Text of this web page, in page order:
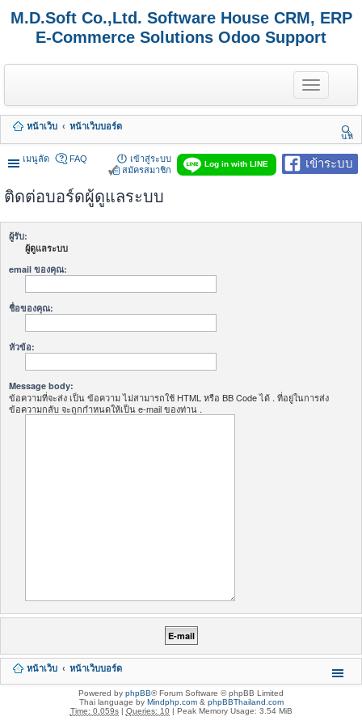
M.D.Soft Co.,Ltd. Software House CRM, ERP
E-Commerce Solutions Odoo Support
T
o
g
e
n
a
หน้าเว็บ
หน้าเว็บบอร์ด
นห
า
เมนูลัด
เข้าระบบ
Log in with LINE
FAQ
เข้าสู่ระบบ
สมัครสมาชิก
ติดต่อบอร์ดผู้ดูแลระบบ
ผู้รับ:
ผู้ดูแลระบบ
email ของคุณ:
ชื่อของคุณ:
หัวข้อ:
Message body:
ข้อความที่จะส่ง เป็น ข้อความ ไม่สามารถใช้ HTML หรือ BB Code ได้ . ที่อยู่ในการส่ง
ข้อความกลับ จะถูกกำหนดให้เป็น e-mail ของท่าน .
หน้าเว็บ หน้าเว็บบอร์ด
Powered by phpBB® Forum Software © phpBB Limited
Thai language by Mindphp.com& phpBBThailand.com
Time: 0.059s| Queries: 10| Peak Memory Usage: 3.54 MiB